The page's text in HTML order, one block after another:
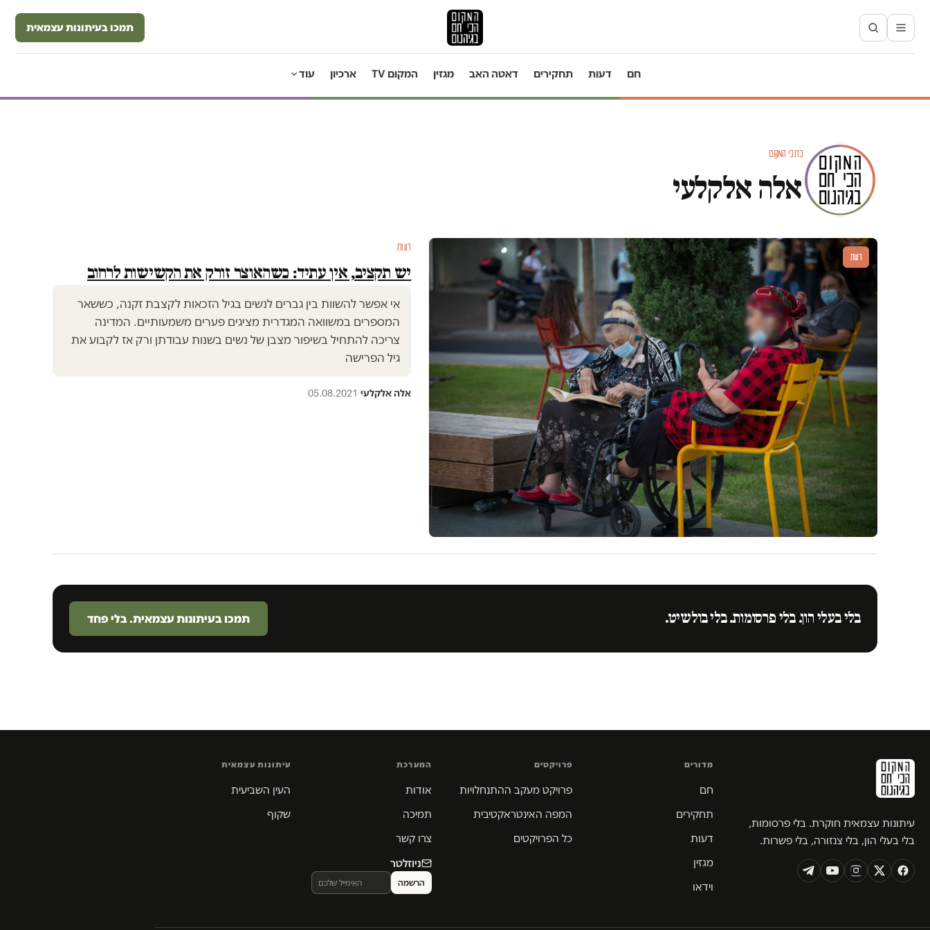
תמכו בעיתונות עצמאית
חם דעות תחקירים דאטה האב מגזין המקום TV ארכיון עוד
כתבי המקום
אלה אלקלעי
דעות
דעות
יש תקציב, אין עתיד: כשהאוצר זורק את הקשישות לרחוב
אי אפשר להשוות בין גברים לנשים בגיל הזכאות לקצבת זקנה, כששאר
המספרים במשוואה המגדרית מציגים פערים משמעותיים. המדינה
צריכה להתחיל בשיפור מצבן של נשים בשנות עבודתן ורק אז לקבוע את
גיל הפרישה
אלה אלקלעי·
05.08.2021
בלי בעלי הון. בלי פרסומות. בלי בולשיט. תמכו בעיתונות עצמאית. בלי פחד
עיתונות עצמאית חוקרת. בלי פרסומות,
בלי בעלי הון, בלי צנזורה, בלי פשרות.
מדורים
חם
תחקירים
דעות
מגזין
וידאו
פרויקטים
פרויקט מעקב ההתנחלויות
המפה האינטראקטיבית
כל הפרויקטים
המערכת
אודות
תמיכה
צרו קשר
ניוזלטר
עיתונות עצמאית
העין השביעית
שקוף